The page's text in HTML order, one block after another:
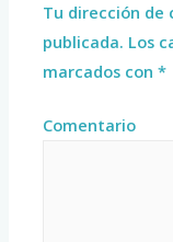
Tu dirección de
publicada. Los
marcados con*
Comentario